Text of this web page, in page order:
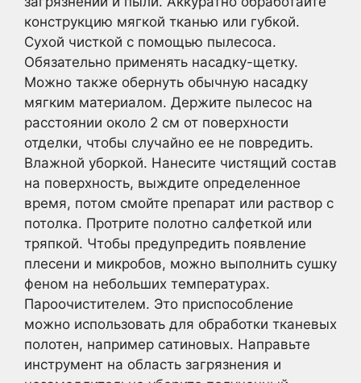
конструкцию мягкой тканью или губкой.
Сухой чисткой с помощью пылесоса.
Обязательно применять насадку-щетку.
Можно также обернуть обычную насадку
мягким материалом. Держите пылесос на
расстоянии около 2 см от поверхности
отделки, чтобы случайно ее не повредить.
Влажной уборкой. Нанесите чистящий состав
на поверхность, выждите определенное
время, потом смойте препарат или раствор с
потолка. Протрите полотно салфеткой или
тряпкой. Чтобы предупредить появление
плесени и микробов, можно выполнить сушку
феном на небольших температурах.
Пароочистителем. Это приспособление
можно использовать для обработки тканевых
полотен, например сатиновых. Направьте
инструмент на область загрязнения и